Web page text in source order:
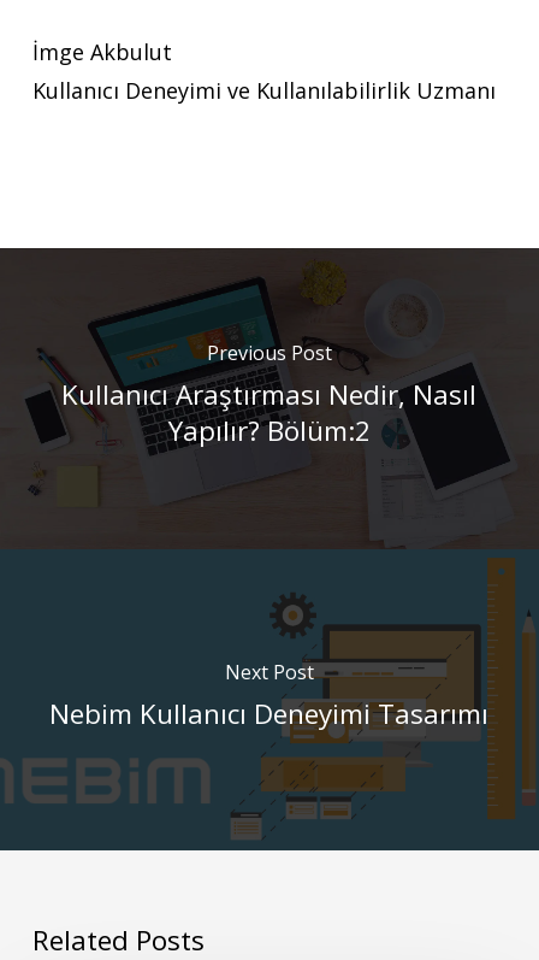
İmge Akbulut
Kullanıcı Deneyimi ve Kullanılabilirlik Uzmanı
Previous Post
Kullanıcı Araştırması Nedir, Nasıl
Yapılır? Bölüm:2
Next Post
Nebim Kullanıcı Deneyimi Tasarımı
Related Posts